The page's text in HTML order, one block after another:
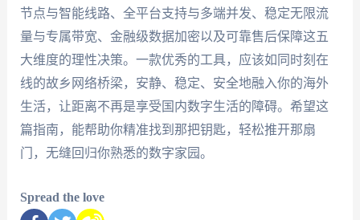
节点与智能线路、全平台支持与多端并发、稳定无限流
量与专属带宽、金融级数据加密以及可靠售后保障这五
大维度的理性决策。一款优秀的工具，应该如同时刻在
线的故乡网络桥梁，安静、稳定、安全地融入你的海外
生活，让距离不再是享受国内数字生活的障碍。希望这
篇指南，能帮助你精准找到那把钥匙，轻松推开那扇
门，无缝回归你熟悉的数字家园。
Spread the love